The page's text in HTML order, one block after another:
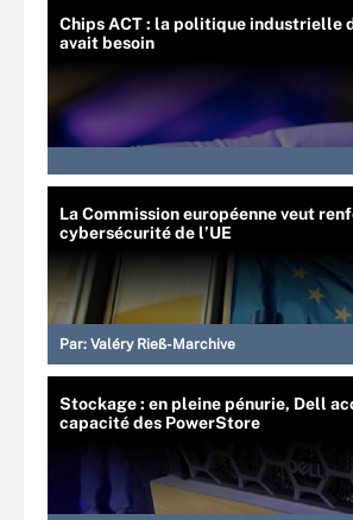
Chips ACT : la politique industrielle
avait besoin
La Commission européenne veut
cybersécurité de l’UE
Par: Valéry Rieß-Marchive
Stockage : en pleine pénurie, Dell
capacité des PowerStore